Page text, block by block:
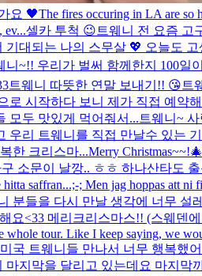
요 🖤The fires occuring in LA are so
ev...셀카 투척 😉 트웨니 전 요즘 고
대되는 나의 스무살 💖 오늘도
니~!! 우리가 벌써 함께한지 100일
트웨니 따뜻한 연말 보내기!! 😘 트
로 시작하다 보니 제가 직접 예
모두 맛있게 먹어줘서... 트웨니~
우리 트웨니를 직접 만날수 있는
한 크리스마...Merry
소문이 날깡.. ㅎㅎ 하나산타도 출
hitta saffran...;-; Men jag hoppas att
분들을 다시 만날 생각에 너무
요<33 메리크리스마스!! (스웨덴
whole tour. Like I keep saying, we
미국 트웨니들 만나서 너무 행복했
지막을 달리고 있는데요 마지